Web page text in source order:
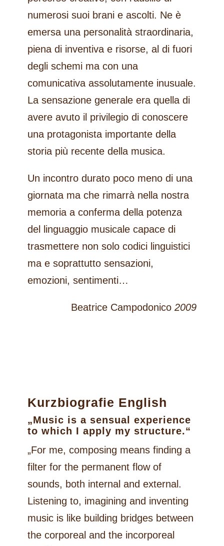
numerosi suoi brani e ascolti. Ne è
emersa una personalità straordinaria,
piena di inventiva e risorse, al di fuori
degli schemi ma con una
comunicativa assolutamente inusuale.
La sensazione generale era quella di
avere avuto il privilegio di conoscere
una protagonista importante della
storia più recente della musica.
Un incontro durato poco meno di una
giornata ma che rimarrà nella nostra
memoria a conferma della potenza
del linguaggio musicale capace di
trasmettere non solo codici linguistici
ma e soprattutto sensazioni,
emozioni, sentimenti…
Beatrice Campodonico2009
Kurzbiografie English
„Music is a sensual experience
to which I apply my structure.“
„For me, composing means finding a
filter for the permanent flow of
sounds, both internal and external.
Listening to, imagining and inventing
music is like building bridges between
the corporeal and the incorporeal